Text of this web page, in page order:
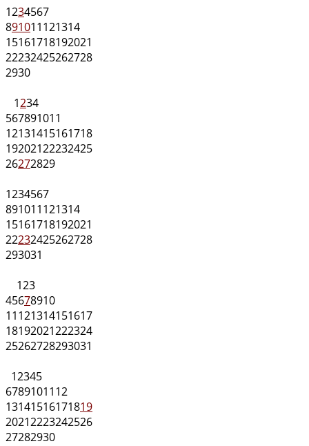
1234567
891011121314
15161718192021
22232425262728
2930
1234
567891011
12131415161718
19202122232425
26272829
1234567
891011121314
15161718192021
22232425262728
293031
123
45678910
11121314151617
18192021222324
25262728293031
12345
6789101112
13141516171819
20212223242526
27282930